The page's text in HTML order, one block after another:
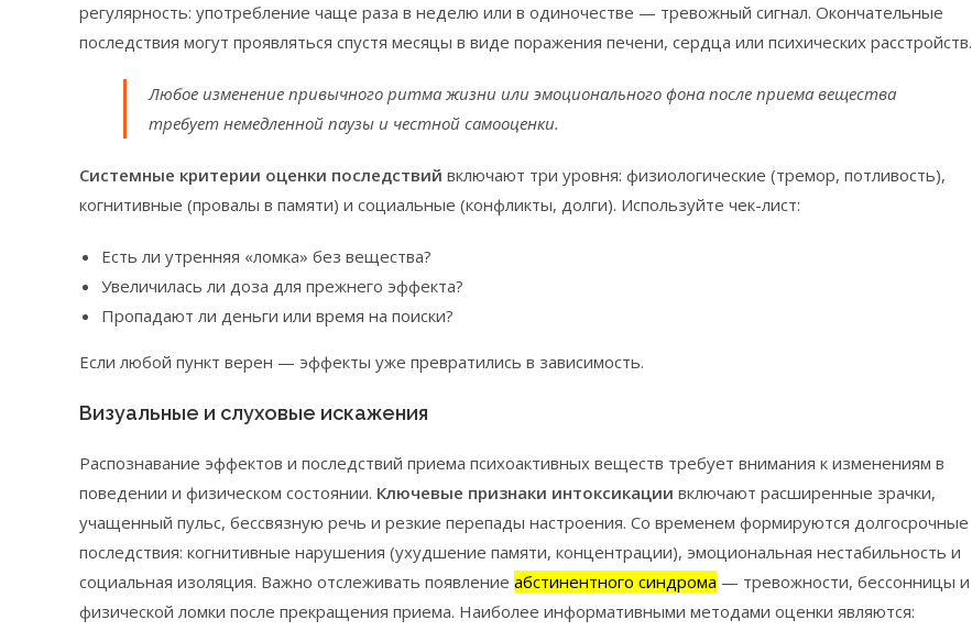
регулярность: употребление чаще раза в неделю или в одиночестве — тревожный сигнал. Окончательные
последствия могут проявляться спустя месяцы в виде поражения печени, сердца или психических расстройств.
Любое изменение привычного ритма жизни или эмоционального фона после приема вещества
требует немедленной паузы и честной самооценки.
Системные критерии оценки последствий включают три уровня: физиологические (тремор, потливость),
когнитивные (провалы в памяти) и социальные (конфликты, долги). Используйте чек-лист:
Есть ли утренняя «ломка» без вещества?
Увеличилась ли доза для прежнего эффекта?
Пропадают ли деньги или время на поиски?
Если любой пункт верен — эффекты уже превратились в зависимость.
Визуальные и слуховые искажения
Распознавание эффектов и последствий приема психоактивных веществ требует внимания к изменениям в
поведении и физическом состоянии. Ключевые признаки интоксикации включают расширенные зрачки,
учащенный пульс, бессвязную речь и резкие перепады настроения. Со временем формируются долгосрочные
последствия: когнитивные нарушения (ухудшение памяти, концентрации), эмоциональная нестабильность и
социальная изоляция. Важно отслеживать появление абстинентного синдрома — тревожности, бессонницы и
физической ломки после прекращения приема. Наиболее информативными методами оценки являются: